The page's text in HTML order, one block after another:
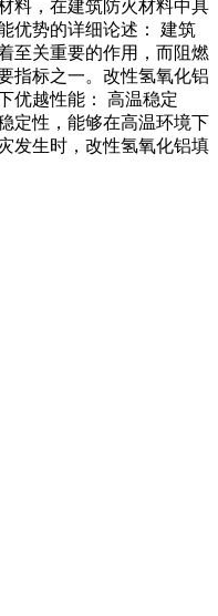
料，在建筑防火材料中具
优势的详细论述： 建筑
至关重要的作用，而阻燃
指标之一。改性氢氧化铝
优越性能： 高温稳定
定性，能够在高温环境下
发生时，改性氢氧化铝填